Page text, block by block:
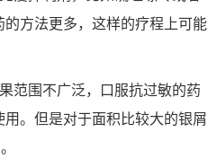
方法更多，这样的疗程上可能
范围不广泛，口服抗过敏的药
。但是对于面积比较大的银屑